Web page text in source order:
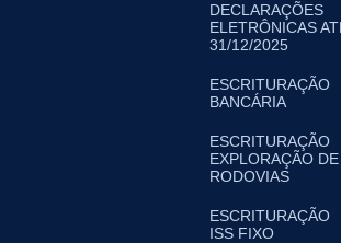
DECLARAÇÕES
ELETRÔNICAS
31/12/2025
ESCRITURAÇÃO
BANCÁRIA
ESCRITURAÇÃO
EXPLORAÇÃO DE
RODOVIAS
ESCRITURAÇÃO
ISS FIXO